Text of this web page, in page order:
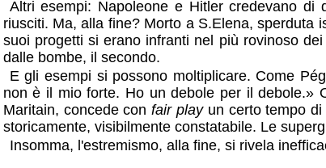
Altri esempi: Napoleone e Hitler credevano
riusciti. Ma, alla fine? Morto a S.Elena, sperduta
suoi progetti si erano infranti nel più rovinoso
dalle bombe, il secondo.
E gli esempi si possono moltiplicare. Come
non è il mio forte. Ho un debole per il debole.»
Maritain, concede confair playun certo tempo di
storicamente, visibilmente constatabile. Le
Insomma, l'estremismo, alla fine, si rivela